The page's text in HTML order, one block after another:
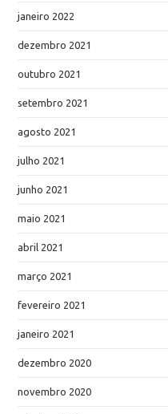
janeiro 2022
dezembro 2021
outubro 2021
setembro 2021
agosto 2021
julho 2021
junho 2021
maio 2021
abril 2021
março 2021
fevereiro 2021
janeiro 2021
dezembro 2020
novembro 2020